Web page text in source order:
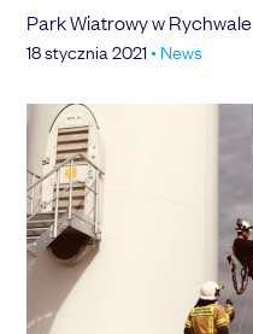
Park Wiatrowy w Rychwale
18 stycznia 2021 • News